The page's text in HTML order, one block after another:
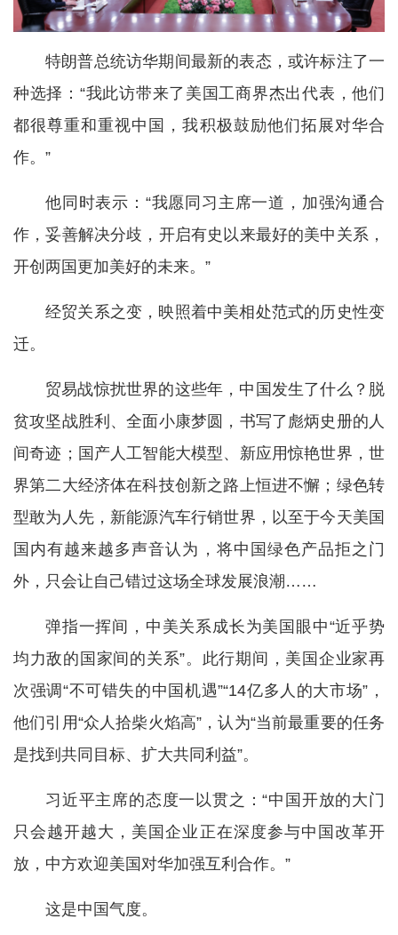
特朗普总统访华期间最新的表态，或许标注了一
种选择：“我此访带来了美国工商界杰出代表，他们
都很尊重和重视中国，我积极鼓励他们拓展对华合
作。”
他同时表示：“我愿同习主席一道，加强沟通合
作，妥善解决分歧，开启有史以来最好的美中关系，
开创两国更加美好的未来。”
经贸关系之变，映照着中美相处范式的历史性变
迁。
贸易战惊扰世界的这些年，中国发生了什么？脱
贫攻坚战胜利、全面小康梦圆，书写了彪炳史册的人
间奇迹；国产人工智能大模型、新应用惊艳世界，世
界第二大经济体在科技创新之路上恒进不懈；绿色转
型敢为人先，新能源汽车行销世界，以至于今天美国
国内有越来越多声音认为，将中国绿色产品拒之门
外，只会让自己错过这场全球发展浪潮……
弹指一挥间，中美关系成长为美国眼中“近乎势
均力敌的国家间的关系”。此行期间，美国企业家再
次强调“不可错失的中国机遇”“14亿多人的大市场”，
他们引用“众人拾柴火焰高”，认为“当前最重要的任务
是找到共同目标、扩大共同利益”。
习近平主席的态度一以贯之：“中国开放的大门
只会越开越大，美国企业正在深度参与中国改革开
放，中方欢迎美国对华加强互利合作。”
这是中国气度。